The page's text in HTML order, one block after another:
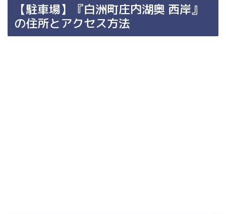
【駐車場】『白洲町庄内湖奥 西岸』
の住所とアクセス方法